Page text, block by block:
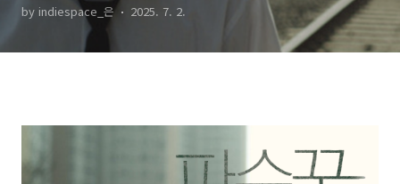
by indiespace_은 2025. 7. 2.